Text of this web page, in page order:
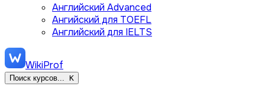
Английский Advanced
Ангийский для TOEFL
Английский для IELTS
WikiProf
Поиск курсов... K